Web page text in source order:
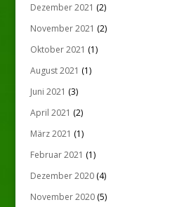
Dezember 2021 (2)
November 2021 (2)
Oktober 2021 (1)
August 2021 (1)
Juni 2021 (3)
April 2021 (2)
März 2021 (1)
Februar 2021 (1)
Dezember 2020(4)
November 2020(5)